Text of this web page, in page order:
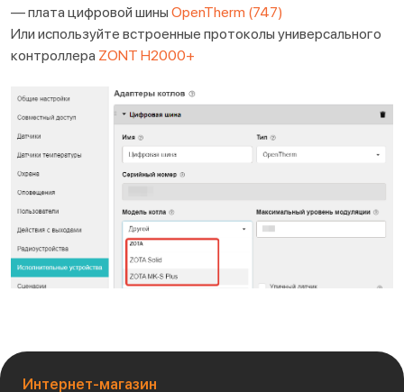
— плата цифровой шины OpenTherm (747)
Или используйте встроенные протоколы универсального
контроллера ZONT H2000+
Интернет-магазин